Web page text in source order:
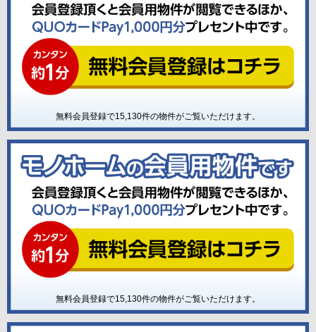
無料会員登録で15,130件の物件がご覧いただけます。
無料会員登録で15,130件の物件がご覧いただけます。